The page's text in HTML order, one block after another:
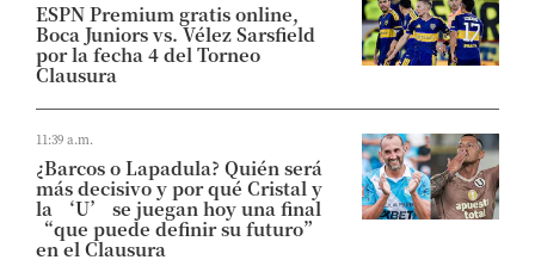
ESPN Premium gratis online,
Boca Juniors vs. Vélez Sarsfield
por la fecha 4 del Torneo
Clausura
11:39 a.m.
¿Barcos o Lapadula? Quién será
más decisivo y por qué Cristal y
la ‘U’ se juegan hoy una final
“que puede definir su futuro”
en el Clausura